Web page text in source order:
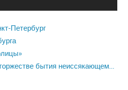
Петербург
бытия неиссякающем…